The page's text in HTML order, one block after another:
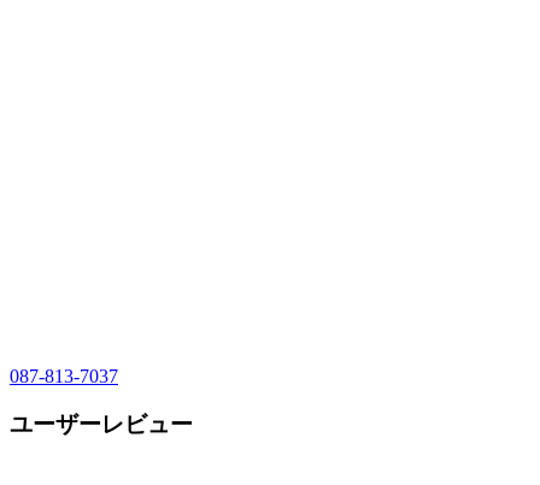
087-813-7037
ユーザーレビュー